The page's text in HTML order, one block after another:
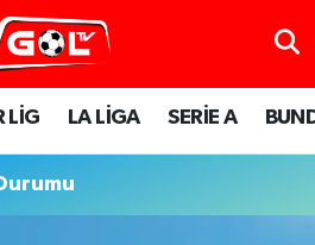
LİG LA LİGA SERİE A